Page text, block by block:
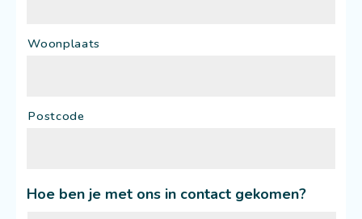
Woonplaats
Postcode
Hoe ben je met ons in contact gekomen?